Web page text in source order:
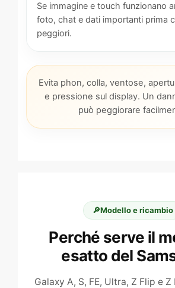
Se immagine e touch funzionano
foto, chat e dati importanti prima
peggiori.
Evita phon, colla, ventose,
e pressione sul display. Un
può peggiorare
🔎Modello e ricambio
Perché serve il
esatto del
Galaxy A, S, FE, Ultra, Z Flip e